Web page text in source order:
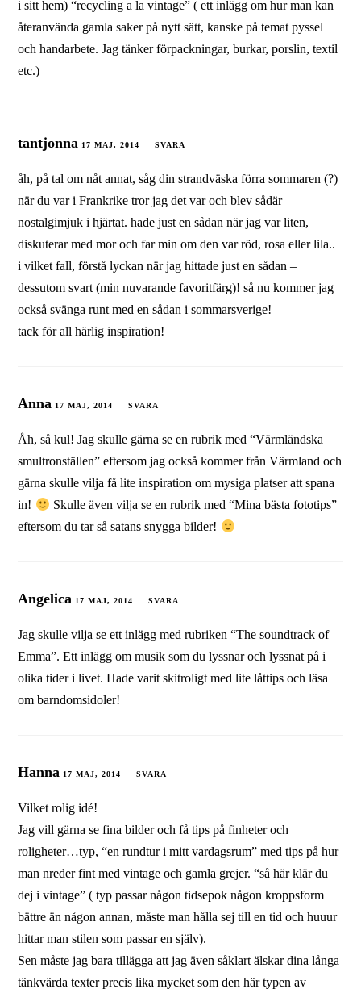
i sitt hem) “recycling a la vintage” ( ett inlägg om hur man kan
återanvända gamla saker på nytt sätt, kanske på temat pyssel
och handarbete. Jag tänker förpackningar, burkar, porslin, textil
etc.)
tantjonna 17 MAJ, 2014 SVARA
åh, på tal om nåt annat, såg din strandväska förra sommaren (?)
när du var i Frankrike tror jag det var och blev sådär
nostalgimjuk i hjärtat. hade just en sådan när jag var liten,
diskuterar med mor och far min om den var röd, rosa eller lila..
i vilket fall, förstå lyckan när jag hittade just en sådan –
dessutom svart (min nuvarande favoritfärg)! så nu kommer jag
också svänga runt med en sådan i sommarsverige!
tack för all härlig inspiration!
Anna 17 MAJ, 2014 SVARA
Åh, så kul! Jag skulle gärna se en rubrik med “Värmländska
smultronställen” eftersom jag också kommer från Värmland och
gärna skulle vilja få lite inspiration om mysiga platser att spana
in!
Skulle även vilja se en rubrik med “Mina bästa fototips”
eftersom du tar så satans snygga bilder!
Angelica 17 MAJ, 2014 SVARA
Jag skulle vilja se ett inlägg med rubriken “The soundtrack of
Emma”. Ett inlägg om musik som du lyssnar och lyssnat på i
olika tider i livet. Hade varit skitroligt med lite låttips och läsa
om barndomsidoler!
Hanna 17 MAJ, 2014 SVARA
Vilket rolig idé!
Jag vill gärna se fina bilder och få tips på finheter och
roligheter…typ, “en rundtur i mitt vardagsrum” med tips på hur
man nreder fint med vintage och gamla grejer. “så här klär du
dej i vintage” ( typ passar någon tidsepok någon kroppsform
bättre än någon annan, måste man hålla sej till en tid och huuur
hittar man stilen som passar en själv).
Sen måste jag bara tillägga att jag även såklart älskar dina långa
tänkvärda texter precis lika mycket som den här typen av